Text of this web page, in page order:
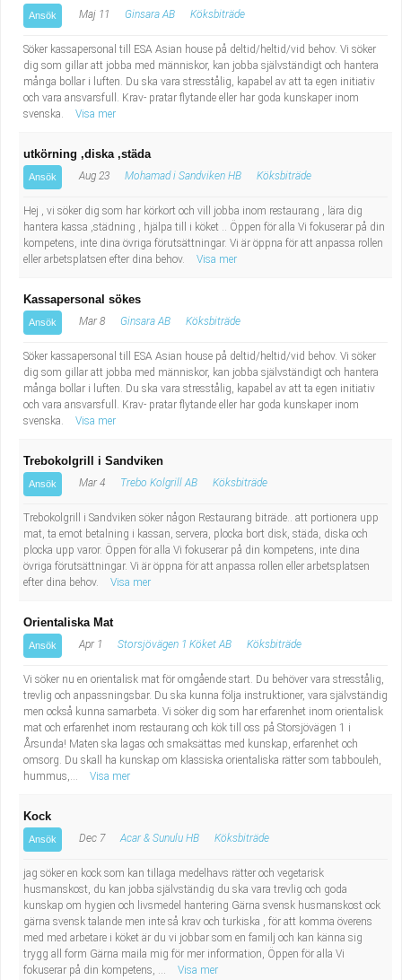
Ansök Maj 11 Ginsara AB Köksbiträde
Söker kassapersonal till ESA Asian house på deltid/heltid/vid behov. Vi söker
dig som gillar att jobba med människor, kan jobba självständigt och hantera
många bollar i luften. Du ska vara stresstålig, kapabel av att ta egen initiativ
och vara ansvarsfull. Krav- pratar flytande eller har goda kunskaper inom
svenska.
Visa mer
utkörning ,diska ,städa
Ansök Aug 23 Mohamad i Sandviken HB Köksbiträde
Hej , vi söker dig som har körkort och vill jobba inom restaurang , lära dig
hantera kassa ,städning , hjälpa till i köket .. Öppen för alla Vi fokuserar på din
kompetens, inte dina övriga förutsättningar. Vi är öppna för att anpassa rollen
eller arbetsplatsen efter dina behov.
Visa mer
Kassapersonal sökes
Ansök Mar 8 Ginsara AB Köksbiträde
Söker kassapersonal till ESA Asian house på deltid/heltid/vid behov. Vi söker
dig som gillar att jobba med människor, kan jobba självständigt och hantera
många bollar i luften. Du ska vara stresstålig, kapabel av att ta egen initiativ
och vara ansvarsfull. Krav- pratar flytande eller har goda kunskaper inom
svenska.
Visa mer
Trebokolgrill i Sandviken
Ansök Mar 4 Trebo Kolgrill AB Köksbiträde
Trebokolgrill i Sandviken söker någon Restaurang biträde.. att portionera upp
mat, ta emot betalning i kassan, servera, plocka bort disk, städa, diska och
plocka upp varor. Öppen för alla Vi fokuserar på din kompetens, inte dina
övriga förutsättningar. Vi är öppna för att anpassa rollen eller arbetsplatsen
efter dina behov.
Visa mer
Orientaliska Mat
Ansök Apr 1 Storsjövägen 1 Köket AB Köksbiträde
Vi söker nu en orientalisk mat för omgående start. Du behöver vara stresstålig,
trevlig och anpassningsbar. Du ska kunna följa instruktioner, vara självständig
men också kunna samarbeta. Vi söker dig som har erfarenhet inom orientalisk
mat och erfarenhet inom restaurang och kök till oss på Storsjövägen 1 i
Årsunda! Maten ska lagas och smaksättas med kunskap, erfarenhet och
omsorg. Du skall ha kunskap om klassiska orientaliska rätter som tabbouleh,
hummus,...
Visa mer
Kock
Ansök Dec 7 Acar & Sunulu HB Köksbiträde
jag söker en kock som kan tillaga medelhavs rätter och vegetarisk
husmanskost, du kan jobba självständig du ska vara trevlig och goda
kunskap om hygien och livsmedel hantering Gärna svensk husmanskost ock
gärna svensk talande men inte så krav och turkiska , för att komma överens
med med arbetare i köket är du vi jobbar som en familj och kan känna sig
trygg all form Gärna maila mig för mer information, Öppen för alla Vi
fokuserar på din kompetens, ...
Visa mer